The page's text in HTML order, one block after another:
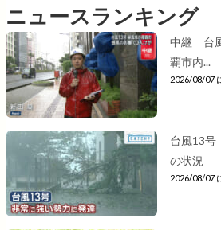
ニュースランキング
中継 台
覇市内...
2026/08/07
台風13
の状況
2026/08/07